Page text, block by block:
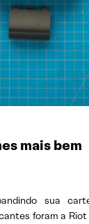
mais bem
sua
foram a